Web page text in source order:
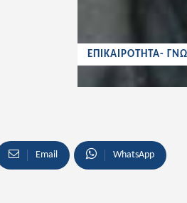
ΕΠΙΚΑΙΡΟΤΗΤΑ-
Email WhatsApp